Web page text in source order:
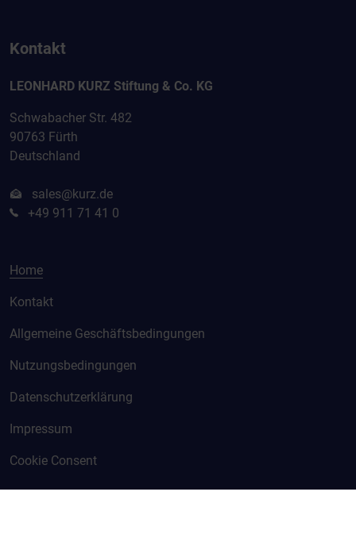
Kontakt
LEONHARD KURZ Stiftung & Co. KG
Schwabacher Str. 482
90763 Fürth
Deutschland
sales@kurz.de
+49 911 71 41 0
Home
Kontakt
Allgemeine Geschäftsbedingungen
Nutzungsbedingungen
Datenschutzerklärung
Impressum
Cookie Consent